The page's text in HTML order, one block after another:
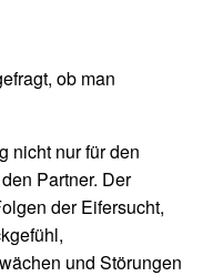
ob man
nicht nur für den
Partner. Der
der Eifersucht,
und Störungen